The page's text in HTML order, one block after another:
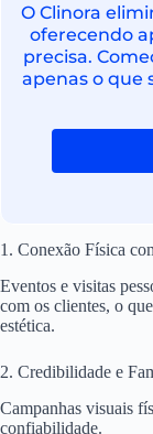
O Clinora
oferecendo
precisa.
apenas o que
1. Conexão Física
Eventos e visitas
com os clientes, o
estética.
2. Credibilidade e
Campanhas visuais
confiabilidade.